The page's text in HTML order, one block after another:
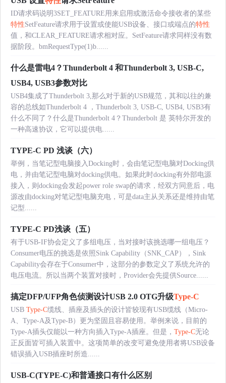
ID请求码说明3SET_FEATURE用来启用或激活命令接收者的某些
特性SetFeature请求用于设置或使能USB设备、接口或端点的特性
值，和CLEAR_FEATURE请求相对应。SetFeature请求同样没有数
据阶段。bmRequestType(1)b......
什么是雷电4？Thunderbolt 4 和Thunderbolt 3, USB-C,
USB4, USB3参数对比
USB4集成了Thunderbolt 3,那么对于新的USB规范，其和以往的兼
容的总线如Thunderbolt 4 ，Thunderbolt 3, USB-C, USB4, USB3有
什么不同了？什么是Thunderbolt 4？Thunderbolt 是 英特尔开发的
一种高速协议，它可以提供电......
TYPE-C PD 浅谈（六）
举例，当笔记型电脑接入Docking时，会由笔记型电脑对Docking供
电，并由笔记型电脑对docking供电。如果此时docking有外部电源
接入，则docking会发起power role swap的请求，经双方同意后，电
源改由docking对笔记型电脑充电，可是data主从关系还是维持由笔
记型......
TYPE-C PD浅谈（五）
有于USB-IF协会定义了多组电压，当对接时该挑选哪一组电压？
Consumer电压的挑选是依照Sink Capability（SNK_CAP），Sink
Capability会存在于Consumer中，这部分的参数定义了系统允许的
电压电流。所以当两个装置对接时，Provider会先提供Source......
搞定DFP/UFP角色侦测设计USB 2.0 OTG升级Type-C
USB Type-C缆线、插座及插头的设计皆较现有USB缆线（Micro-
A、Type-A及Type-B）更为坚固且容易使用。举例来说，目前的
Type-A插头仅能以一种方向插入Type-A插座。但是， Type-C无论
正反面皆可插入装置中。这项简单的改变可避免使用者将USB设备
错误插入USB插座时所造......
USB-C(TYPE-C)和普通接口有什么区别